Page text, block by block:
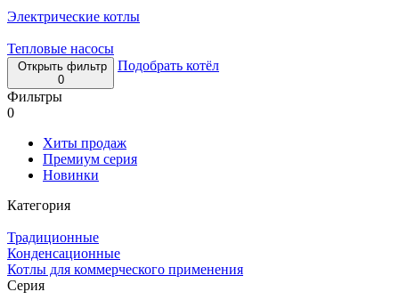
Электрические котлы
Тепловые насосы
Открыть фильтр
0
Подобрать котёл
Фильтры
0
Хиты продаж
Премиум серия
Новинки
Категория
Традиционные
Конденсационные
Котлы для коммерческого применения
Серия